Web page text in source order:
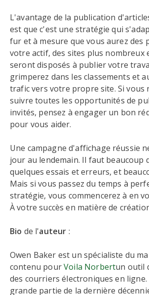
L'avantage de la publication
est que c'est une stratégie qui
fur et à mesure que vous aurez des
votre actif, des sites plus nombreux
seront disposés à publier votre
grimperez dans les classements et
trafic vers votre propre site. Si vous
suivre toutes les opportunités de
invités, pensez à engager un bon
pour vous aider.
Une campagne d'affichage réussie
jour au lendemain. Il faut beaucoup
quelques essais et erreurs, et
Mais si vous passez du temps à
stratégie, vous commencerez à en
À votre succès en matière de
Bio de l'auteur :
Owen Baker est un spécialiste du
contenu pourVoila Norbertun outil
des courriers électroniques en ligne.
grande partie de la dernière